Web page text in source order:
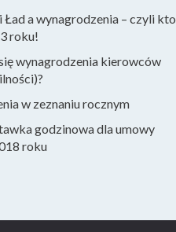
a wynagrodzenia – czyli kto
roku!
wynagrodzenia kierowców
w zeznaniu rocznym
godzinowa dla umowy
roku